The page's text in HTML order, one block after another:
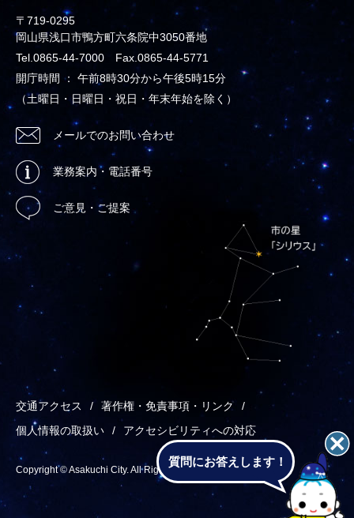
〒719-0295
岡山県浅口市鴨方町六条院中3050番地
Tel.0865-44-7000 Fax.0865-44-5771
開庁時間 ： 午前8時30分から午後5時15分
（土曜日・日曜日・祝日・年末年始を除く）
メールでのお問い合わせ
業務案内・電話番号
ご意見・ご提案
交通アクセス
著作権・免責事項・リンク
個人情報の取扱い
アクセシビリティへの対応
Copyright © Asakuchi City. All Rights Reserved.
質問にお答えします！